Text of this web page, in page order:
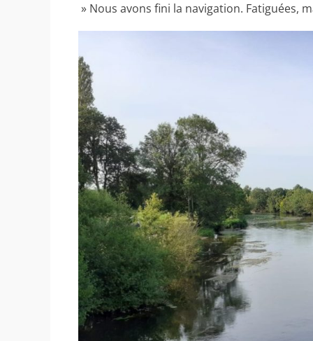
» Nous avons fini la navigation. Fatiguées,